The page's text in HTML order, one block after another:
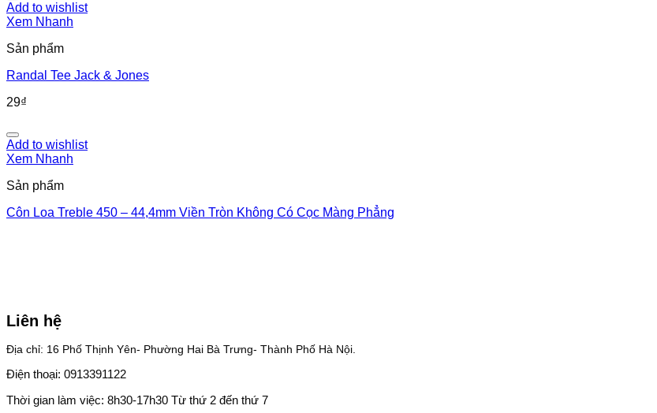
Add to wishlist
Xem Nhanh
Sản phẩm
Randal Tee Jack & Jones
29₫
Add to wishlist
Xem Nhanh
Sản phẩm
Côn Loa Treble 450 – 44,4mm Viền Tròn Không Có Cọc Màng Phẳng
Liên hệ
Địa chỉ: 16 Phố Thịnh Yên- Phường Hai Bà Trưng- Thành Phố Hà Nội.
Điện thoại: 0913391122
Thời gian làm việc: 8h30-17h30 Từ thứ 2 đến thứ 7